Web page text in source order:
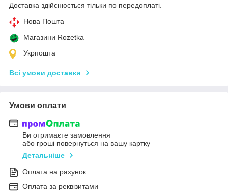
Доставка здійснюється тільки по передоплаті.
Нова Пошта
Магазини Rozetka
Укрпошта
Всі умови доставки
Умови оплати
Ви отримаєте замовлення
або гроші повернуться на вашу картку
Детальніше
Оплата на рахунок
Оплата за реквізитами